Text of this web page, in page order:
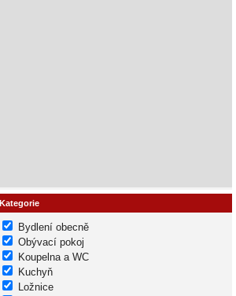
Kategorie
Bydlení obecně
Obývací pokoj
Koupelna a WC
Kuchyň
Ložnice